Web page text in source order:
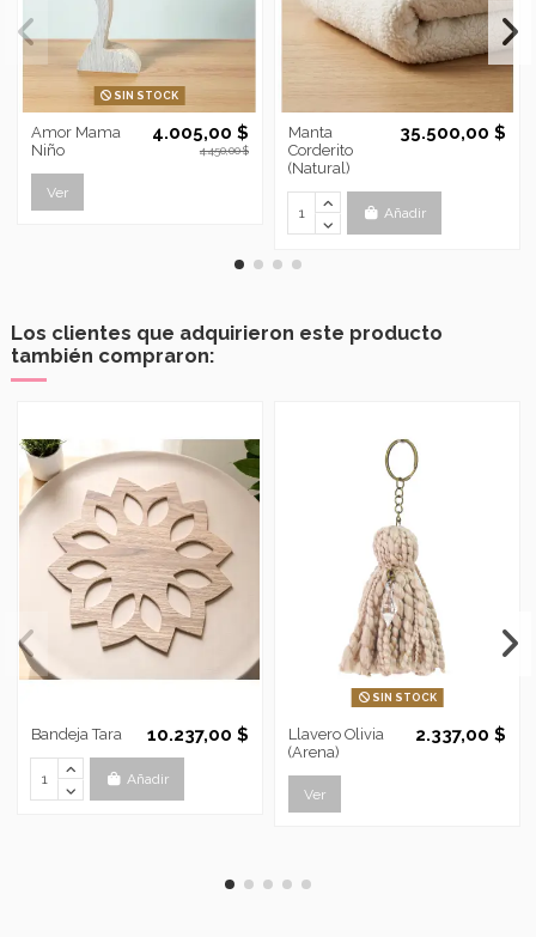
SIN STOCK
Amor Mama
Niño
4.005,00 $
4.450,00 $
Ver
Manta
Corderito
(Natural)
35.500,00 $
Añadir
Los clientes que adquirieron este producto
también compraron:
Bandeja Tara 10.237,00 $
Añadir
SIN STOCK
Llavero Olivia
(Arena)
2.337,00 $
Ver